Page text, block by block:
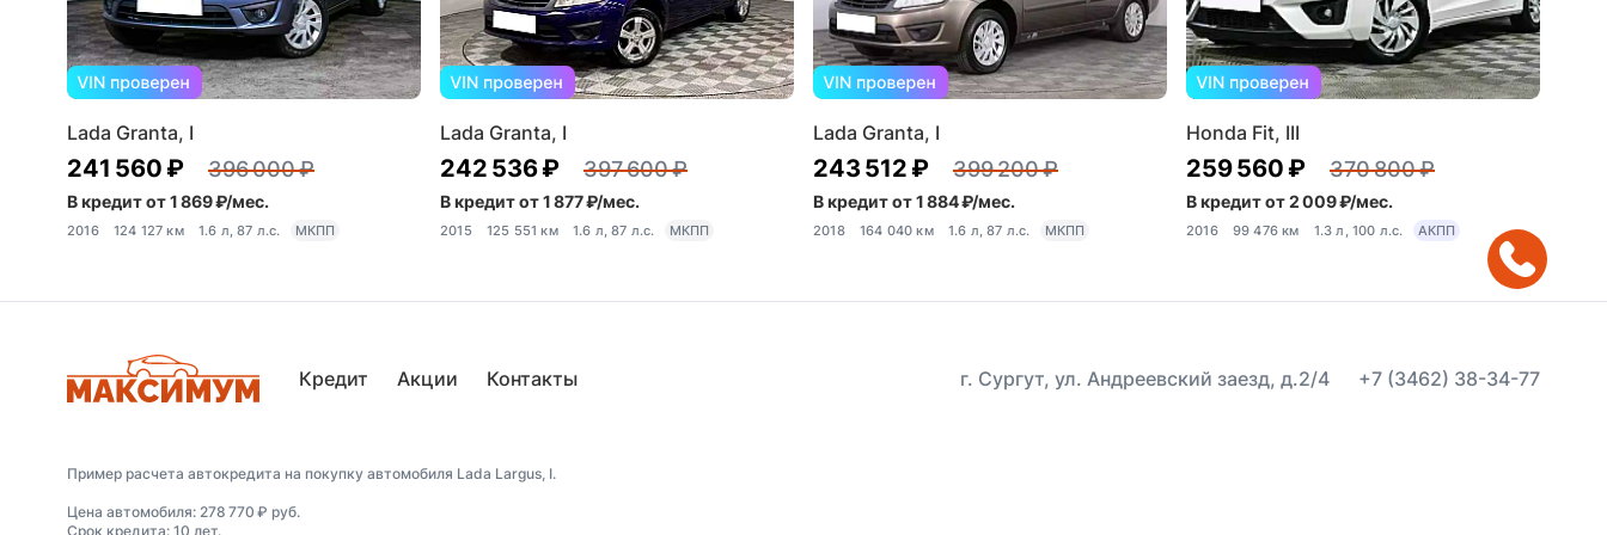
Lada Granta, I
241 560 ₽ 396 000 ₽
В кредит от 1 869 ₽/мес.
2016 124 127 км 1.6 л, 87 л.с. МКПП
Lada Granta, I
242 536 ₽ 397 600 ₽
В кредит от 1 877 ₽/мес.
2015 125 551 км 1.6 л, 87 л.с. МКПП
Lada Granta, I
243 512 ₽ 399 200 ₽
В кредит от 1 884 ₽/мес.
2018 164 040 км 1.6 л, 87 л.с. МКПП
Honda Fit, III
259 560 ₽ 370 800 ₽
В кредит от 2 009 ₽/мес.
2016 99 476 км 1.3 л, 100 л.с. АКПП
Кредит Акции Контакты г. Сургут, ул. Андреевский заезд, д.2/4 +7 (3462) 38-34-77
Пример расчета автокредита на покупку автомобиля Lada Largus, I.
Цена автомобиля: 278 770 ₽ руб.
Срок кредита: 10 лет.